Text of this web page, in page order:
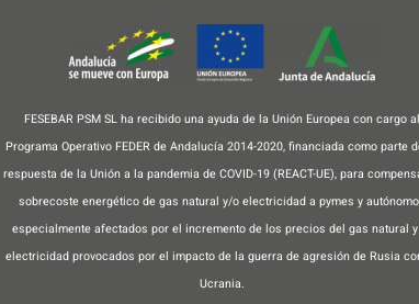
FESEBAR PSM SL ha recibido una ayuda de la Unión Europea con cargo al
Programa Operativo FEDER de Andalucía 2014-2020, financiada como parte
respuesta de la Unión a la pandemia de COVID-19 (REACT-UE), para
sobrecoste energético de gas natural y/o electricidad a pymes y
especialmente afectados por el incremento de los precios del gas natural
electricidad provocados por el impacto de la guerra de agresión de Rusia
Ucrania.